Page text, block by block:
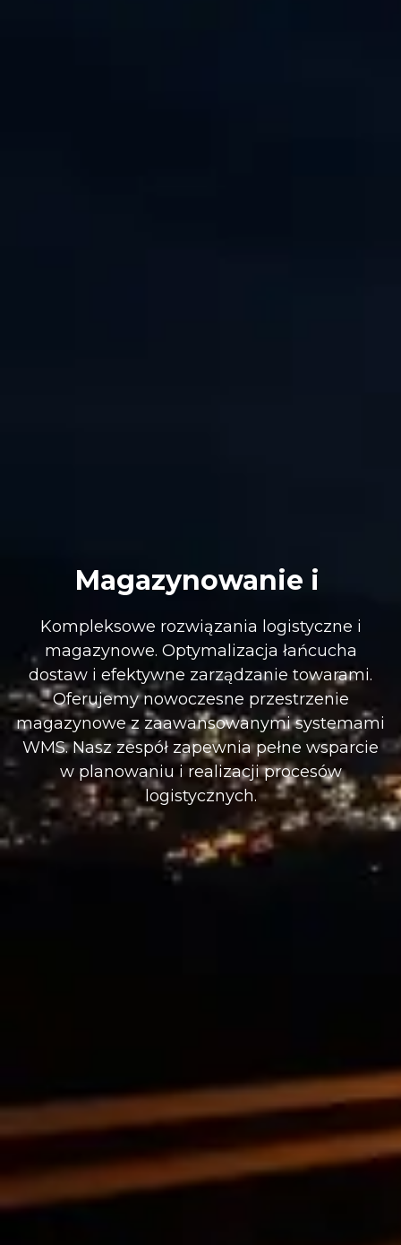
Magazynowanie i
Kompleksowe rozwiązania logistyczne i
magazynowe. Optymalizacja łańcucha
dostaw i efektywne zarządzanie towarami.
Oferujemy nowoczesne przestrzenie
magazynowe z zaawansowanymi systemami
WMS. Nasz zespół zapewnia pełne wsparcie
w planowaniu i realizacji procesów
logistycznych.